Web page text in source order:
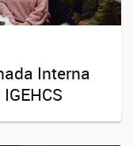
Interna